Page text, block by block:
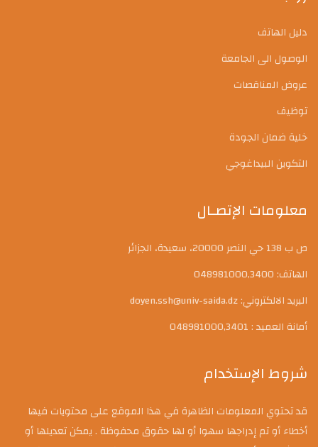
دليل الهاتف
الوصول الى الجامعة
عروض المناقصات
توظيف
خلية ضمان الجودة
التكوين البيداغوجي
معلومات الإتصـال
ص ب 138 حي النصر 20000، سعيدة، الجزائر
الهاتف: 048981000,3400
البريد الالكتروني: doyen.ssh@univ-saida.dz
أمانة العميد : 048981000,3401
شروط الإستخدام
قد تحتوي المعلومات الظاهرة في هذا الموقع على محتويات فيها
أخطاء أو تم إدراجها سهوا أو لها حقوق محفوظة . يمكن تعديلها أو